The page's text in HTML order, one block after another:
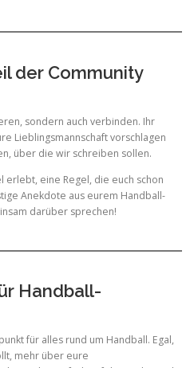
der Community
sondern auch verbinden. Ihr
Lieblingsmannschaft vorschlagen
über die wir schreiben sollen.
erlebt, eine Regel, die euch schon
Anekdote aus eurem Handball-
darüber sprechen!
Handball-
für alles rund um Handball. Egal,
mehr über eure